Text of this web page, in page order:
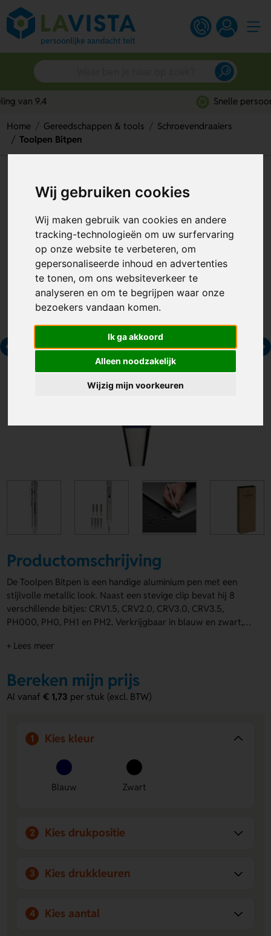
Wij gebruiken cookies
Wij maken gebruik van cookies en andere
tracking-technologieën om uw surfervaring
op onze website te verbeteren, om
gepersonaliseerde inhoud en advertenties
te tonen, om ons websiteverkeer te
analyseren en om te begrijpen waar onze
bezoekers vandaan komen.
Ik ga akkoord
Alleen noodzakelijk
Wijzig mijn voorkeuren
Snelle persoonlijke service
Home Gereedschappen & tools
Schroevendraaiers
Toolpen Bitpen
Toolpen Bitpen
Artikelnummer:
Productomschrijving
De Toolpen Bitpen is een handige aluminium pen met een
stijlvolle metallic look. Naast een stevige clip bevat hij 8
verschillende bitjes: CRV1.5, CRV2.0, CRV3.0, CRV3.5,
PH000, PH0, PH1 en PH2. Verkrijgbaar in blauw en zwart,
worden links of rechts van de clip, perfect voor een
schrijfinstrument in één is een ideaal relatiegeschenk. Zet
jouw merk in de spotlight met dit handige en stijlvolle
cadeau.
+ Lees meer
Bereken mijn prijs
Al vanaf€ 1,73 per stuk (excl. BTW)
1 Kies kleur
Blauw Zwart
2 Kies drukpositie
3 Kies drukkleuren
4 Kies aantal